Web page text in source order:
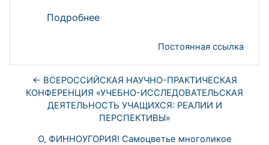
Подробнее
Постоянная ссылка
← ВСЕРОССИЙСКАЯ НАУЧНО-ПРАКТИЧЕСКАЯ
КОНФЕРЕНЦИЯ «УЧЕБНО-ИССЛЕДОВАТЕЛЬСКАЯ
ДЕЯТЕЛЬНОСТЬ УЧАЩИХСЯ: РЕАЛИИ И
ПЕРСПЕКТИВЫ»
О, ФИННОУГОРИЯ! Самоцветье многоликое